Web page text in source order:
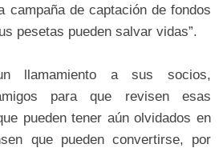
campaña de captación de fondos
pesetas pueden salvar vidas”.
llamamiento a sus socios,
para que revisen esas
pueden tener aún olvidados en
que pueden convertirse, por